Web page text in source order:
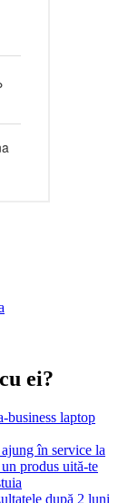
ei?
business laptop
în service la
produs uită-te
după 2 luni